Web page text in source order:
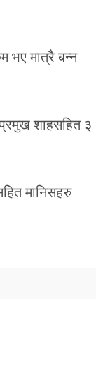
भए मात्रै बन्न
शाहसहित ३
मानिसहरु